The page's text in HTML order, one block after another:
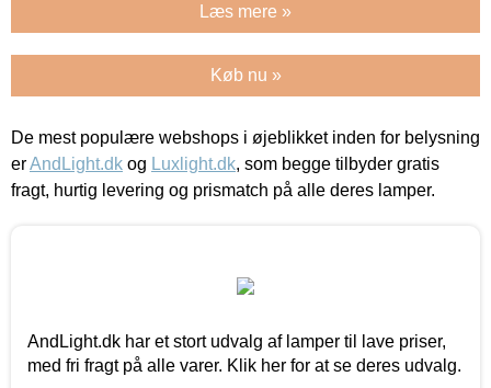
Læs mere »
Køb nu »
De mest populære webshops i øjeblikket inden for belysning
erAndLight.dk og Luxlight.dk, som begge tilbyder gratis
fragt, hurtig levering og prismatch på alle deres lamper.
AndLight.dk har et stort udvalg af lamper til lave priser,
med fri fragt på alle varer. Klik her for at se deres udvalg.